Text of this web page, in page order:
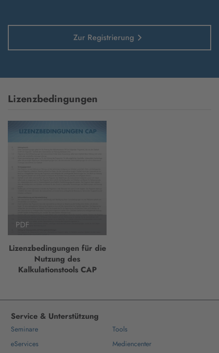
Zur Registrierung
Lizenzbedingungen
PDF
Lizenzbedingungen für die
Nutzung des
Kalkulationstools CAP
Service & Unterstützung
Seminare
Tools
eServices
Mediencenter